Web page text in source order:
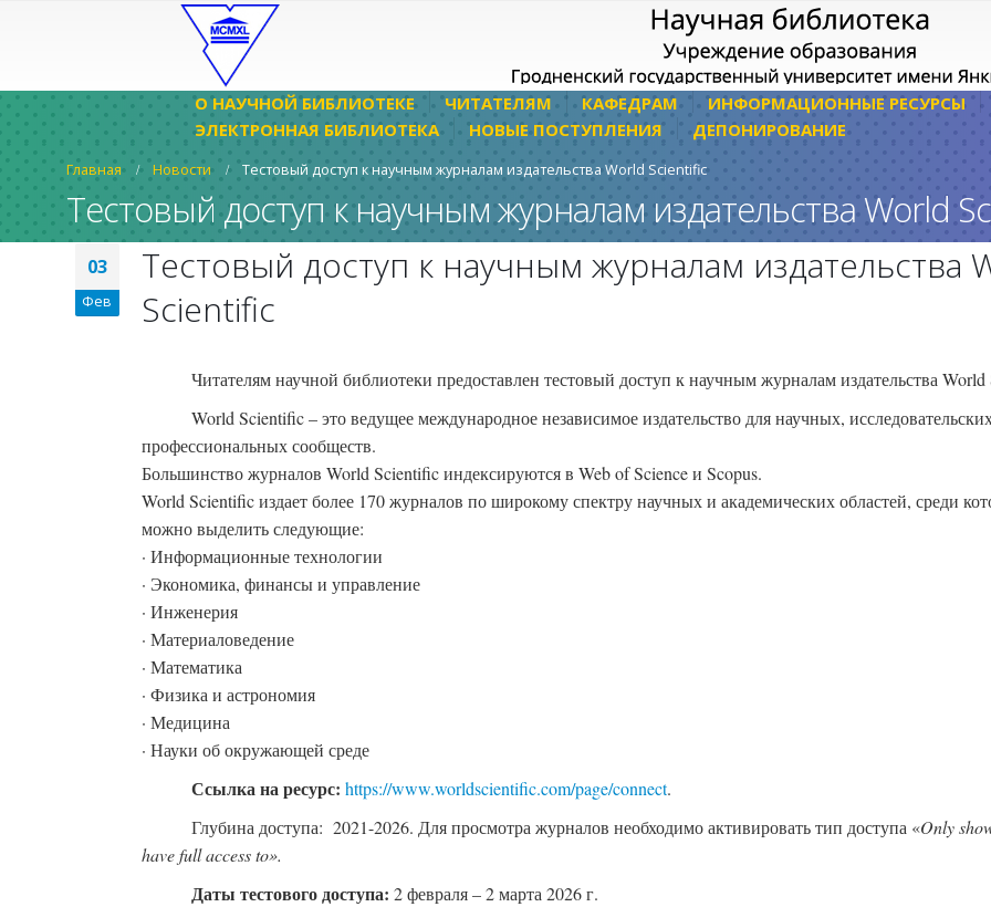
О НАУЧНОЙ БИБЛИОТЕКЕ ЧИТАТЕЛЯМ КАФЕДРАМ ИНФОРМАЦИОННЫЕ РЕСУРСЫ
ЭЛЕКТРОННАЯ БИБЛИОТЕКА
НОВЫЕ ПОСТУПЛЕНИЯ ДЕПОНИРОВАНИЕ
Главная Новости Тестовый доступ к научным журналам издательства World Scientific
Тестовый доступ к научным журналам издательства World
03
Фев
Тестовый доступ к научным журналам издательства
Scientific
Читателям научной библиотеки предоставлен тестовый доступ к научным журналам издательства
World Scientific – это ведущее международное независимое издательство для научных,
профессиональных сообществ.
Большинство журналов World Scientific индексируются в Web of Science и Scopus.
World Scientific издает более 170 журналов по широкому спектру научных и академических областей, среди
можно выделить следующие:
· Информационные технологии
· Экономика, финансы и управление
· Инженерия
· Материаловедение
· Математика
· Физика и астрономия
· Медицина
· Науки об окружающей среде
Ссылка на ресурс: https://www.worldscientific.com/page/connect.
Глубина доступа: 2021-2026. Для просмотра журналов необходимо активировать тип доступа «Only
have full access to».
Даты тестового доступа: 2 февраля – 2 марта 2026 г.